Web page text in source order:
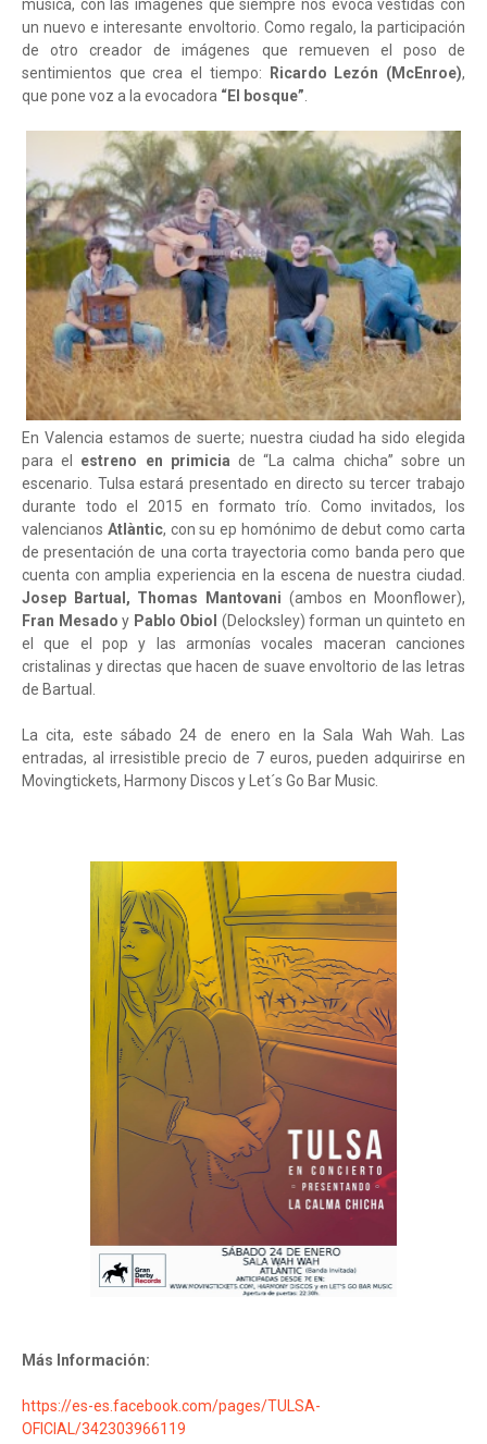
música, con las imágenes que siempre nos evoca vestidas con
un nuevo e interesante envoltorio. Como regalo, la participación
de otro creador de imágenes que remueven el poso de
sentimientos que crea el tiempo:
Ricardo Lezón (McEnroe),
que pone voz a la evocadora “El bosque”.
En Valencia estamos de suerte; nuestra ciudad ha sido elegida
para el estreno en primiciade “La calma chicha” sobre un
escenario. Tulsa estará presentado en directo su tercer trabajo
durante todo el 2015 en formato trío. Como invitados, los
valencianos Atlàntic, con su ep homónimo de debut como carta
de presentación de una corta trayectoria como banda pero que
cuenta con amplia experiencia en la escena de nuestra ciudad.
Josep Bartual, Thomas Mantovani (ambos en Moonflower),
Fran Mesado y Pablo Obiol (Delocksley) forman un quinteto en
el que el pop y las armonías vocales maceran canciones
cristalinas y directas que hacen de suave envoltorio de las letras
de Bartual.
La cita, este sábado 24 de enero en la Sala Wah Wah. Las
entradas, al irresistible precio de 7 euros, pueden adquirirse en
Movingtickets, Harmony Discos y Let´s Go Bar Music.
Más Información:
https://es-es.facebook.com/pages/TULSA-
OFICIAL/342303966119